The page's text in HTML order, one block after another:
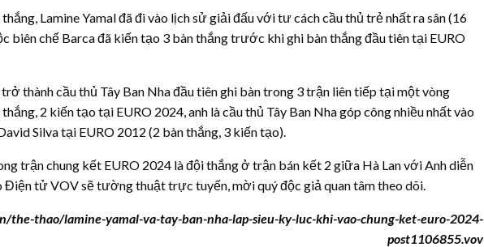
Lamine Yamal đã đi vào lịch sử giải đấu với tư cách cầu thủ trẻ nhất ra sân (16
biên chế Barca đã kiến tạo 3 bàn thắng trước khi ghi bàn thắng đầu tiên tại EURO
thành cầu thủ Tây Ban Nha đầu tiên ghi bàn trong 3 trận liên tiếp tại một vòng
2 kiến tạo tại EURO 2024, anh là cầu thủ Tây Ban Nha góp công nhiều nhất vào
Silva tại EURO 2012 (2 bàn thắng, 3 kiến ​​tạo).
trận chung kết EURO 2024 là đội thắng ở trận bán kết 2 giữa Hà Lan với Anh diễn
Điện tử VOV sẽ tường thuật trực tuyến, mời quý độc giả quan tâm theo dõi.
the-thao/lamine-yamal-va-tay-ban-nha-lap-sieu-ky-luc-khi-vao-chung-ket-euro-2024-
post1106855.vov